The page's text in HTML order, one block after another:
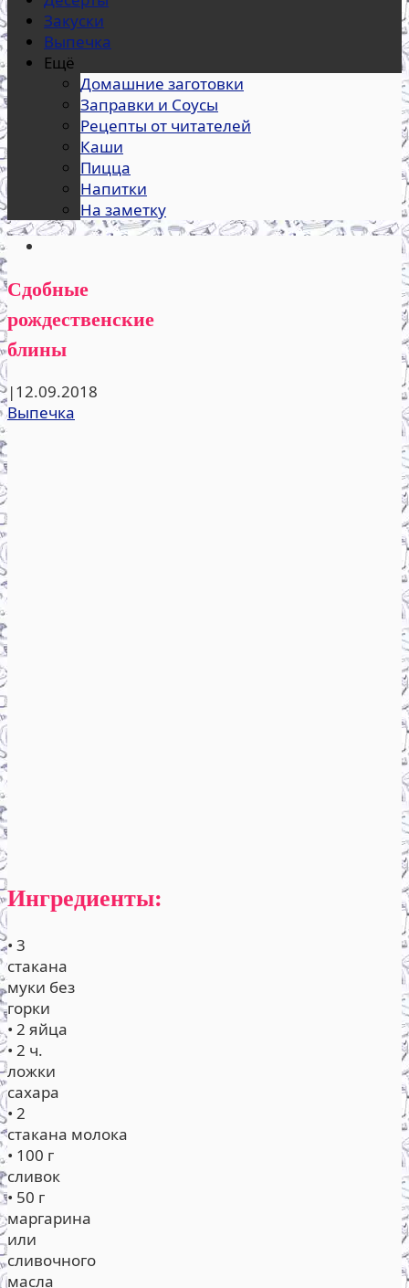
Закуски
Выпечка
Ещё
Домашние заготовки
Заправки и Соусы
Рецепты от читателей
Каши
Пицца
Напитки
На заметку
Сдобные
рождественские
блины
|12.09.2018
Выпечка
Ингредиенты:
• 3
стакана
муки без
горки
• 2 яйца
• 2 ч.
ложки
сахара
• 2
стакана молока
• 100 г
сливок
• 50 г
маргарина
или
сливочного
масла